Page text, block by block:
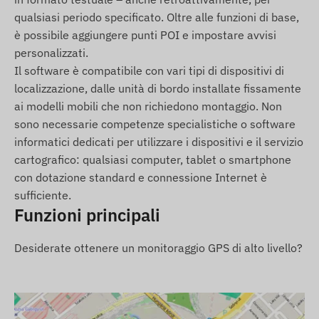
Uscita dalla zona di sicurezza (Geofence) o
arrivo in una determinata area.
Contenuto della confezione
Smartwatch GPS SOS REACHFAR V48-A 4G LTE
per anziani con chiamata vocale bidirezionale
Cavo di ricarica magnetico
Manuale d'uso
Condizioni d'uso
Per il pieno funzionamento del dispositivo
(chiamate, trasmissione dati) è necessaria una
informativo e non sostituiscono i dispositivi medici
qualsiasi periodo specificato. Oltre alle funzioni di base,
è possibile aggiungere punti POI e impostare avvisi
personalizzati.
Il software è compatibile con vari tipi di dispositivi di
localizzazione, dalle unità di bordo installate fissamente
ai modelli mobili che non richiedono montaggio. Non
sono necessarie competenze specialistiche o software
informatici dedicati per utilizzare i dispositivi e il servizio
cartografico: qualsiasi computer, tablet o smartphone
con dotazione standard e connessione Internet è
sufficiente.
Funzioni principali
Desiderate ottenere un monitoraggio GPS di alto livello?